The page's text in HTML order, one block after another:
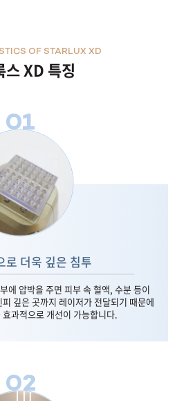
OF STARLUX XD
스 XD 특징
01
로 더욱 깊은 침투
에 압박을 주면 피부 속 혈액, 수분 등이
깊은 곳까지 레이저가 전달되기 때문에
과적으로 개선이 가능합니다.
02